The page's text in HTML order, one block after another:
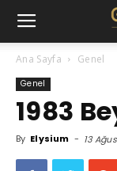
Ana Sayfa Genel
Genel
1983
By Elysium - 13